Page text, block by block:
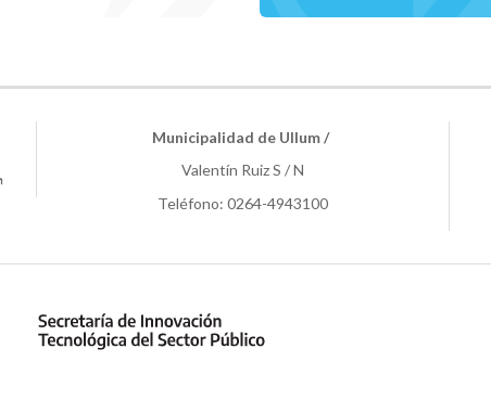
Municipalidad de Ullum /
Valentín Ruiz S / N
Teléfono: 0264-4943100